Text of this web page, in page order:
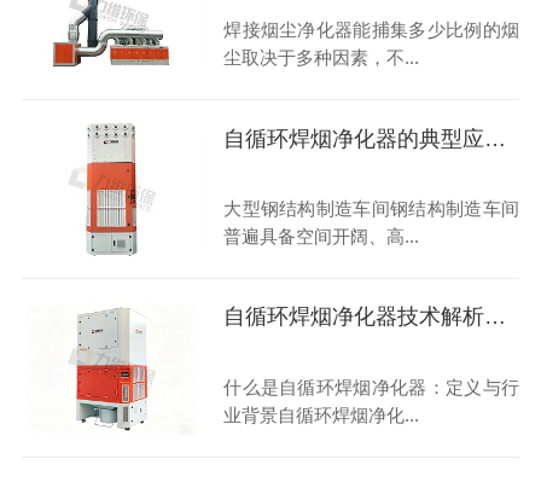
焊接烟尘净化器能捕集多少比例的烟
尘取决于多种因素，不...
自循环焊烟净化器的典型应用场景
大型钢结构制造车间钢结构制造车间
普遍具备空间开阔、高...
自循环焊烟净化器技术解析了解下
什么是自循环焊烟净化器：定义与行
业背景自循环焊烟净化...